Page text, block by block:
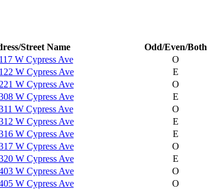
Street Name
Odd/Even/Both
W Cypress Ave
O
W Cypress Ave
E
W Cypress Ave
O
W Cypress Ave
E
W Cypress Ave
O
W Cypress Ave
E
W Cypress Ave
E
W Cypress Ave
O
W Cypress Ave
E
W Cypress Ave
O
W Cypress Ave
O